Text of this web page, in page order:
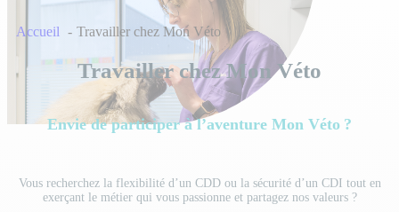
Accueil Travailler chez Mon Véto
Travailler chez Mon Véto
Envie de participer à l’aventure Mon Véto ?
Vous recherchez la flexibilité d’un CDD ou la sécurité d’un CDI tout en
exerçant le métier qui vous passionne et partagez nos valeurs ?